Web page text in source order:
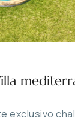
exclusivo